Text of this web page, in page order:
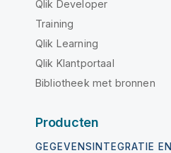
Qlik Developer
Training
Qlik Learning
Qlik Klantportaal
Bibliotheek met bronnen
Producten
GEGEVENSINTEGRATIE